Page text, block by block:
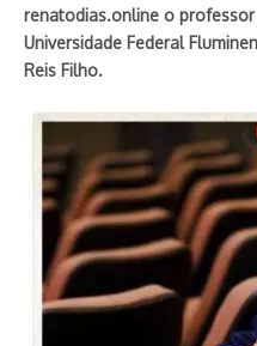
renatodias.online o
Universidade Federal
Reis Filho.